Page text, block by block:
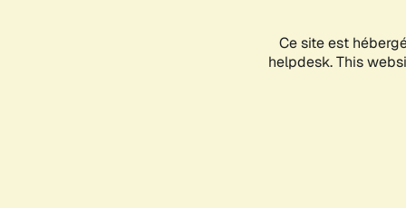
Ce site est
helpdesk. This